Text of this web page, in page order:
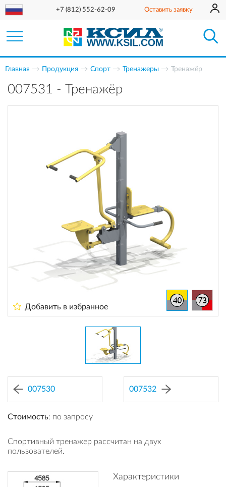
+7 (812) 552-62-09 Оставить заявку
Главная Продукция Спорт Тренажеры Тренажёр
007531 - Тренажёр
Добавить в избранное
007530 007532
Стоимость: по запросу
Спортивный тренажер рассчитан на двух
пользователей.
Характеристики